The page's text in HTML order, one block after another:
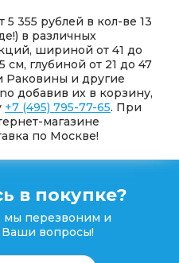
355 рублей в кол-ве 13
в различных
шириной от 41 до
см, глубиной от 21 до 47
Раковины и другие
добавив их в корзину,
+7 (495) 795-77-65. При
магазине
по Москве!
в покупке?
мы перезвоним и
Ваши вопросы!